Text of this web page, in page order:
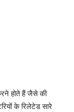
होते हैं जैसे की
के रिलेटेड सारे